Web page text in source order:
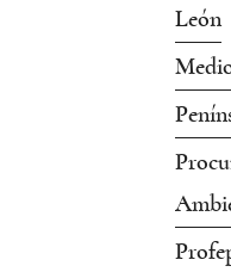
León